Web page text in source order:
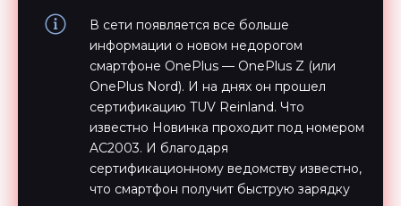
В сети появляется все больше
информации о новом недорогом
смартфоне OnePlus — OnePlus Z (или
OnePlus Nord). И на днях он прошел
сертификацию TUV Reinland. Что
известно Новинка проходит под номером
AC2003. И благодаря
сертификационному ведомству известно,
что смартфон получит быструю зарядку